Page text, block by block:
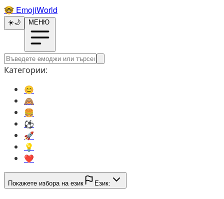
🤓️ EmojiWorld
☀️🌙 МЕНЮ
Категории:
😊️
🙈️
🍔️
⚽️
🚀️
💡️
❤️
Покажете избора на език Език: